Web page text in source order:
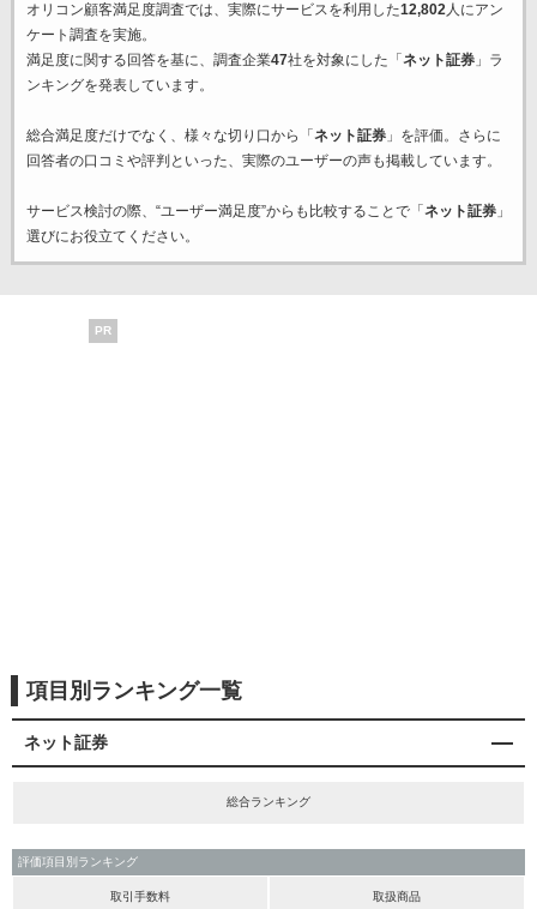
オリコン顧客満足度調査では、実際にサービスを利用した12,802人にアン
ケート調査を実施。
満足度に関する回答を基に、調査企業47社を対象にした「 ネット証券」ラ
ンキングを発表しています。
総合満足度だけでなく、様々な切り口から「 ネット証券」を評価。さらに
回答者の口コミや評判といった、実際のユーザーの声も掲載しています。
サービス検討の際、“ユーザー満足度”からも比較することで「 ネット証券」
選びにお役立てください。
PR
項目別ランキング一覧
ネット証券
総合ランキング
評価項目別ランキング
取引手数料 取扱商品